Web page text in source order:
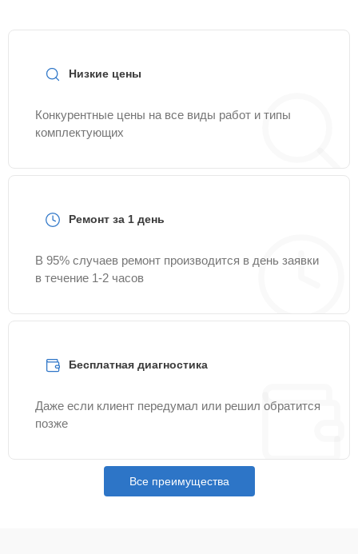
Низкие цены
Конкурентные цены на все виды работ и типы
комплектующих
Ремонт за 1 день
В 95% случаев ремонт производится в день заявки
в течение 1-2 часов
Бесплатная диагностика
Даже если клиент передумал или решил обратится
позже
Все преимущества